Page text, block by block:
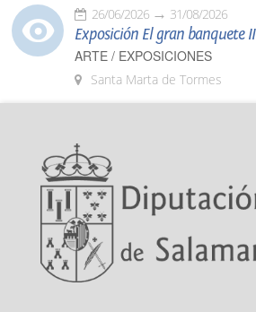
26/06/2026 31/08/2026
Exposición El gran banquete II
ARTE / EXPOSICIONES
Santa Marta de Tormes